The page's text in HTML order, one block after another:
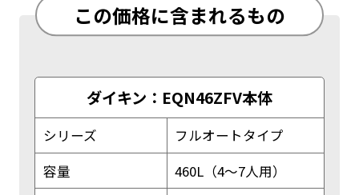
この価格に含まれるもの
ダイキン：EQN46ZFV本体
シリーズ
フルオートタイプ
容量
460L（4～7人用）